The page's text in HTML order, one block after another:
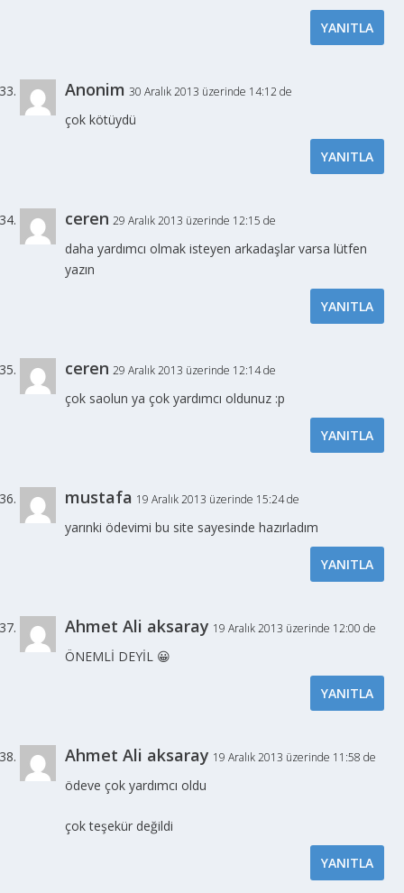
YANITLA
Anonim 30 Aralık 2013 üzerinde 14:12 de
çok kötüydü
YANITLA
ceren 29 Aralık 2013 üzerinde 12:15 de
daha yardımcı olmak isteyen arkadaşlar varsa lütfen
yazın
YANITLA
ceren 29 Aralık 2013 üzerinde 12:14 de
çok saolun ya çok yardımcı oldunuz :p
YANITLA
mustafa 19 Aralık 2013 üzerinde 15:24 de
yarınki ödevimi bu site sayesinde hazırladım
YANITLA
Ahmet Ali aksaray 19 Aralık 2013 üzerinde 12:00 de
ÖNEMLİ DEYİL 😀
YANITLA
Ahmet Ali aksaray 19 Aralık 2013 üzerinde 11:58 de
ödeve çok yardımcı oldu
çok teşekür değildi
YANITLA